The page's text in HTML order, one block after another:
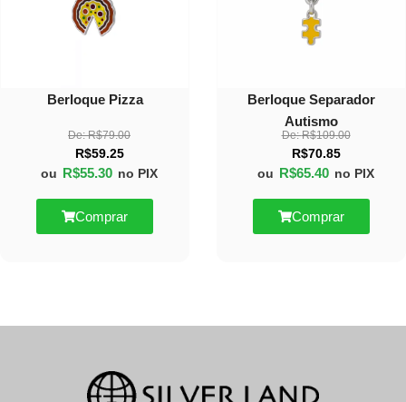
Berloque Pizza
De:R$79.00
R$59.25
ou R$55.30 no PIX
Comprar
Berloque Separador
Autismo
De:R$109.00
R$70.85
ou R$65.40 no PIX
Comprar